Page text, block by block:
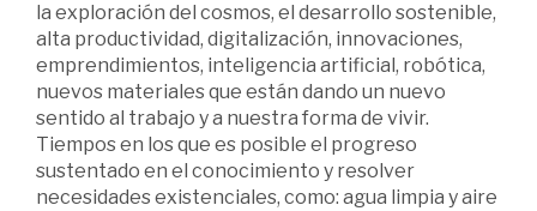
la exploración del cosmos, el desarrollo sostenible,
alta productividad, digitalización, innovaciones,
emprendimientos, inteligencia artificial, robótica,
nuevos materiales que están dando un nuevo
sentido al trabajo y a nuestra forma de vivir.
Tiempos en los que es posible el progreso
sustentado en el conocimiento y resolver
necesidades existenciales, como: agua limpia y aire